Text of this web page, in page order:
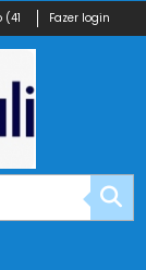
(41 Fazer login